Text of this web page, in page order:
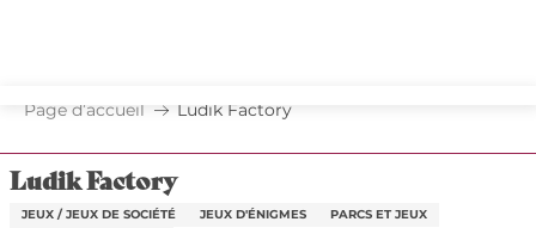
principal
Page d’accueil Ludik Factory
Ludik Factory
JEUX / JEUX DE SOCIÉTÉ JEUX D'ÉNIGMES
PARCS ET JEUX